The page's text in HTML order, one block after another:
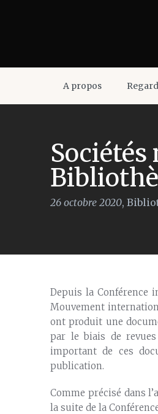
A propos
Sociétés
26 octobre 2020,
Depuis la Conférence
Mouvement
ont produit une
par le biais de
important de ces
publication.
Comme précisé dans
la suite de la